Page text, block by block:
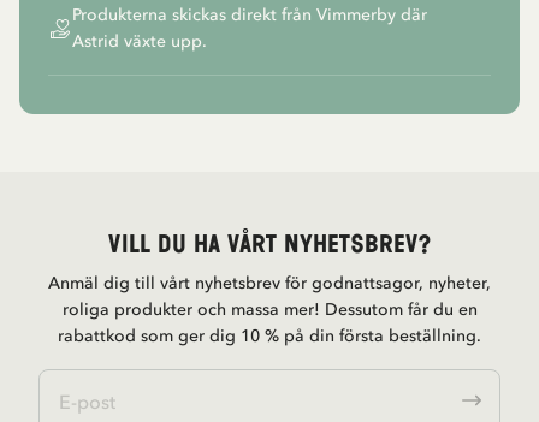
Produkterna skickas direkt från Vimmerby där
Astrid växte upp.
Vill du ha vårt nyhetsbrev?
Anmäl dig till vårt nyhetsbrev för godnattsagor, nyheter,
roliga produkter och massa mer! Dessutom får du en
rabattkod som ger dig 10 % på din första beställning.